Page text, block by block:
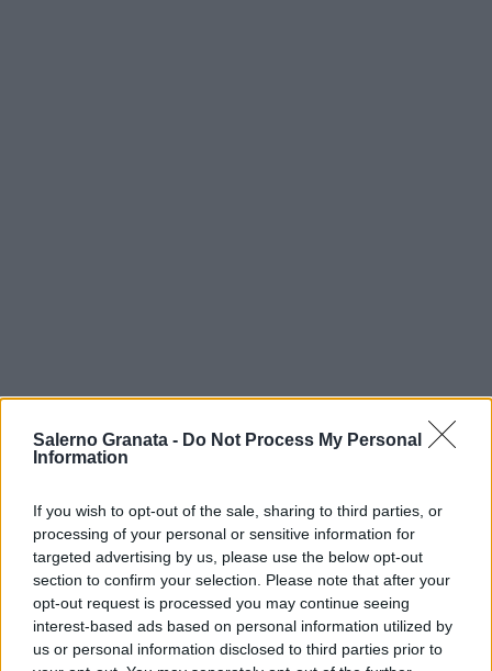
Salerno Granata - Do Not Process My Personal
Information
If you wish to opt-out of the sale, sharing to third parties, or
processing of your personal or sensitive information for
targeted advertising by us, please use the below opt-out
section to confirm your selection. Please note that after your
opt-out request is processed you may continue seeing
interest-based ads based on personal information utilized by
us or personal information disclosed to third parties prior to